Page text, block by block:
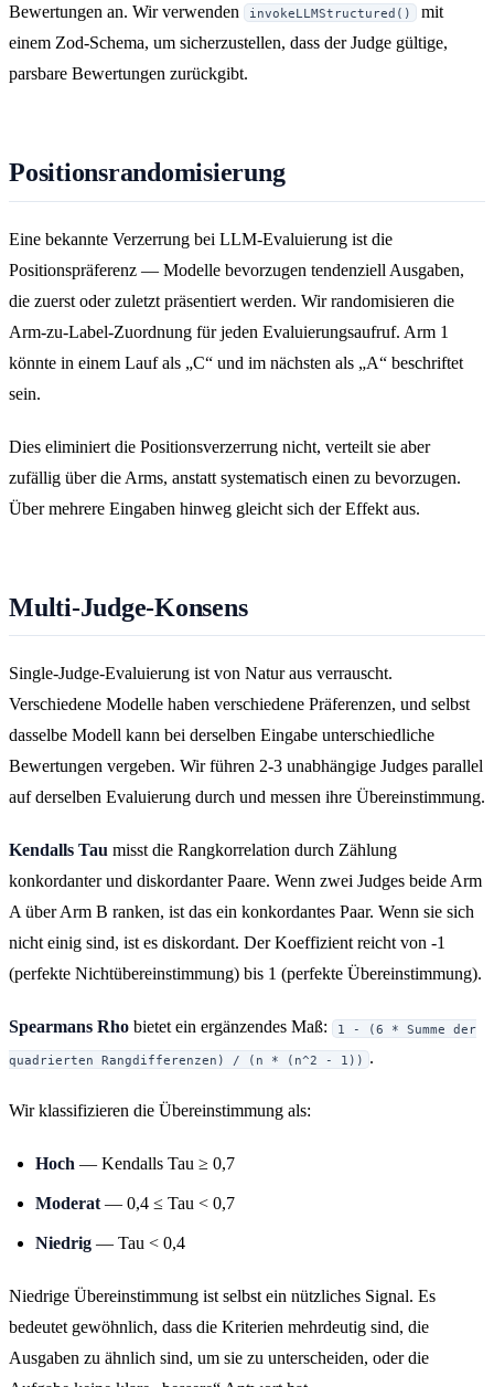
Bewertungen an. Wir verwenden
invokeLLMStructured()
mit
einem Zod-Schema, um sicherzustellen, dass der Judge gültige,
parsbare Bewertungen zurückgibt.
Positionsrandomisierung
Eine bekannte Verzerrung bei LLM-Evaluierung ist die
Positionspräferenz — Modelle bevorzugen tendenziell Ausgaben,
die zuerst oder zuletzt präsentiert werden. Wir randomisieren die
Arm-zu-Label-Zuordnung für jeden Evaluierungsaufruf. Arm 1
könnte in einem Lauf als „C“ und im nächsten als „A“ beschriftet
sein.
Dies eliminiert die Positionsverzerrung nicht, verteilt sie aber
zufällig über die Arms, anstatt systematisch einen zu bevorzugen.
Über mehrere Eingaben hinweg gleicht sich der Effekt aus.
Multi-Judge-Konsens
Single-Judge-Evaluierung ist von Natur aus verrauscht.
Verschiedene Modelle haben verschiedene Präferenzen, und selbst
dasselbe Modell kann bei derselben Eingabe unterschiedliche
Bewertungen vergeben. Wir führen 2-3 unabhängige Judges parallel
auf derselben Evaluierung durch und messen ihre Übereinstimmung.
Kendalls Tau misst die Rangkorrelation durch Zählung
konkordanter und diskordanter Paare. Wenn zwei Judges beide Arm
A über Arm B ranken, ist das ein konkordantes Paar. Wenn sie sich
nicht einig sind, ist es diskordant. Der Koeffizient reicht von -1
(perfekte Nichtübereinstimmung) bis 1 (perfekte Übereinstimmung).
Spearmans Rho bietet ein ergänzendes Maß: 1 - (6 * Summe der
quadrierten Rangdifferenzen) / (n * (n^2 - 1)) .
Wir klassifizieren die Übereinstimmung als:
Hoch — Kendalls Tau ≥ 0,7
Moderat — 0,4 ≤ Tau < 0,7
Niedrig — Tau < 0,4
Niedrige Übereinstimmung ist selbst ein nützliches Signal. Es
bedeutet gewöhnlich, dass die Kriterien mehrdeutig sind, die
Ausgaben zu ähnlich sind, um sie zu unterscheiden, oder die